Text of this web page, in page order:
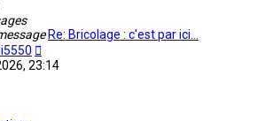
Re: Bricolage : c'est par ici…
le
23:14